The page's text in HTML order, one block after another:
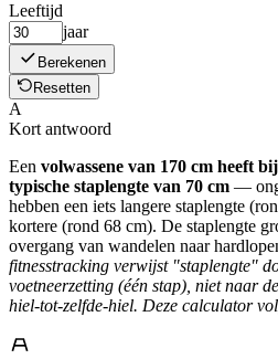
Leeftijd
jaar
Berekenen
Resetten
A
Kort antwoord
Een volwassene van 170 cm heeft
typische staplengte van 70 cm —
hebben een iets langere staplengte
kortere (rond 68 cm). De staplengte
overgang van wandelen naar
fitnesstracking verwijst "staplengte"
voetneerzetting (één stap), niet naar
hiel-tot-zelfde-hiel. Deze calculator